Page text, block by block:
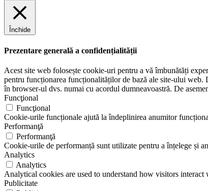
Închide
Prezentare generală a confidențialității
Acest site web folosește cookie-uri pentru a vă îmbunătăți
pentru funcționarea funcționalităților de bază ale site-ului web.
în browser-ul dvs. numai cu acordul dumneavoastră. De
Funcţional
Funcţional
Cookie-urile funcționale ajută la îndeplinirea anumitor
Performanţă
Performanţă
Cookie-urile de performanță sunt utilizate pentru a înțelege și
Analytics
Analytics
Analytical cookies are used to understand how visitors
Publicitate